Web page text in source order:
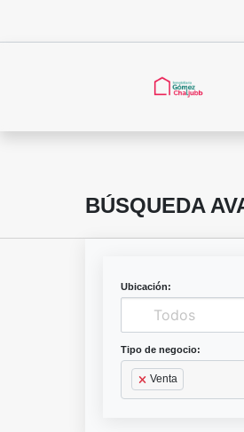
BÚSQUEDA
Ubicación:
Tipo de negocio:
Venta